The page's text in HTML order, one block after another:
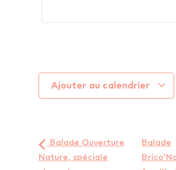
Ajouter au calendrier
Balade Ouverture
Nature, spéciale
Balade